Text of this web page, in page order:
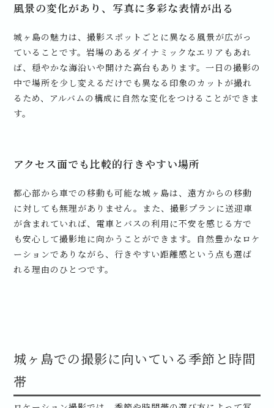
風景の変化があり、写真に多彩な表情が出る
城ヶ島の魅力は、撮影スポットごとに異なる風景が広がっ
ていることです。岩場のあるダイナミックなエリアもあれ
ば、穏やかな海沿いや開けた高台もあります。一日の撮影の
中で場所を少し変えるだけでも異なる印象のカットが撮れ
るため、アルバムの構成に自然な変化をつけることができま
す。
アクセス面でも比較的行きやすい場所
都心部から車での移動も可能な城ヶ島は、遠方からの移動
に対しても無理がありません。また、撮影プランに送迎車
が含まれていれば、電車とバスの利用に不安を感じる方で
も安心して撮影地に向かうことができます。自然豊かなロケ
ーションでありながら、行きやすい距離感という点も選ば
れる理由のひとつです。
城ヶ島での撮影に向いている季節と時間
帯